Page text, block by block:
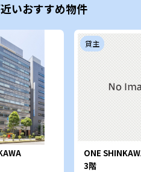
いおすすめ物件
貸主
ONE
3階